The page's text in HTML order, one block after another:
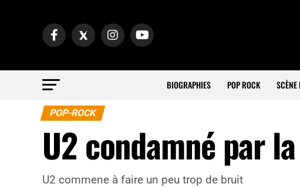
BIOGRAPHIES POP ROCK
POP-ROCK
U2 condamné par
U2 commene à faire un peu trop de bruit